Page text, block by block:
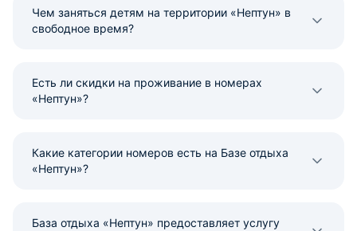
Чем заняться детям на территории «Нептун» в
свободное время?
Есть ли скидки на проживание в номерах
«Нептун»?
Какие категории номеров есть на Базе отдыха
«Нептун»?
База отдыха «Нептун» предоставляет услугу